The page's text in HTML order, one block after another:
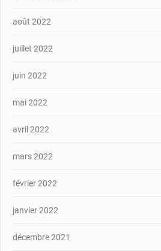
août 2022
juillet 2022
juin 2022
mai 2022
avril 2022
mars 2022
février 2022
janvier 2022
décembre 2021